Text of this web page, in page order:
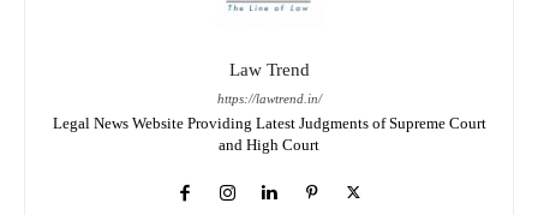
Law Trend
https://lawtrend.in/
Legal News Website Providing Latest Judgments of Supreme Court
and High Court